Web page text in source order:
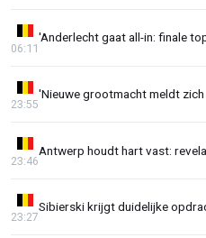
'Anderlecht gaat all-in: finale
06:11
'Nieuwe grootmacht meldt zich
23:55
Antwerp houdt hart vast:
23:46
Sibierski krijgt duidelijke
23:27